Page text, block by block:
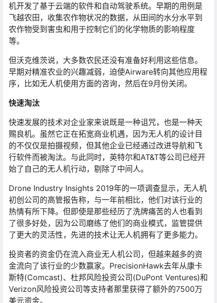
机开发了基于云端的软件和自动驾驶系统。早期的用例是
飞越农田，收集农作物状况的数据，从田间的水分水平到
农作物受到害虫和用于控制它们的化学物质的影响程度
等。
但沃克维茨说，大多数农民还没有准备好利用这些信息。
早期对精准农业的兴趣减弱，迫使Airware转向其他应用程
序，比如无人机使用方面的咨询，然后在9月份关闭。
快速淘汰
快速发展的技术对企业家来说既是一种诅咒，也是一种天
赐良机。虽然它正在拓宽商业机遇，因为无人机的设计目
的不仅仅是拍摄视频，但其他企业已经通过改进导航和飞
行软件而被淘汰。与此同时，英特尔和AT&T等公司已经开
始了自己的无人机行动，剔除了中间人。
Drone Industry Insights 2019年的一项调查显示，无人机
初创公司的高管报告称，与一年前相比，他们对该行业的
热情有所下降。但即使是那些经历了洗牌痛苦的人也看到
了很多好处，因为公司磨练了他们的商业模式，监管提供
了更大的灵活性，先进的技术让无人机拥有了更多能力。
投资者的资金仍在流入商业无人机公司，但越来越多的资
金流向了该行业的少数赢家。PrecisionHawk去年从康卡
斯特(Comcast)、杜邦风险投资公司(DuPont Ventures)和
Verizon风险投资公司等支持者那里获得了额外的7500万
美元资金。